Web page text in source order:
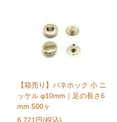
【箱売り】バネホック 小 ニ
ッケル φ10mm｜足の長さ6
mm 500ヶ
6,721円(税込)